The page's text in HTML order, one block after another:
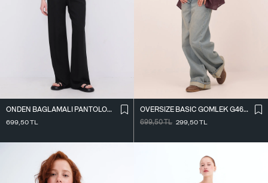
ÖNDEN BAĞLAMALI PANTOLON PN16791-W12
699,50TL
OVERSIZE BASIC GÖMLEK G4612-Z2
699,50TL 299,50TL